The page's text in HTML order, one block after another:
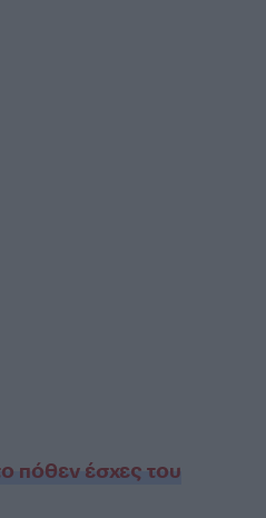
πόθεν έσχες του